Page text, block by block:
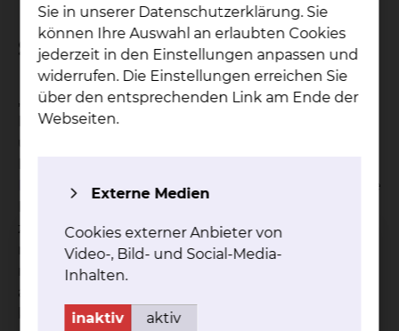
Steigende Patientenzahlen
„Eine Entwöhnung von der künstlichen
Beatmung hin zum eigenständigen Atmen ist bei
Beatmungsmedizin . Das Ziel beim Weaning ist, die
zu einer eigenen Atmung zu führen. „Das ist zwar
nicht bei jedem Patienten möglich, aber das
nächstbeste Ziel ist dann, eine sichere
außerklinische Versorgung vorzubereiten.” Das
könnte zum Beispiel eine unterstützende
Sie in unserer Datenschutzerklärung. Sie
können Ihre Auswahl an erlaubten Cookies
jederzeit in den Einstellungen anpassen und
widerrufen. Die Einstellungen erreichen Sie
über den entsprechenden Link am Ende der
Webseiten.
Externe Medien
Cookies externer Anbieter von
Video-, Bild- und Social-Media-
Inhalten.
inaktiv aktiv